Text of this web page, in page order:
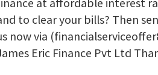
at affordable interest
to clear your bills? Then
now via
Eric Finance Pvt Ltd